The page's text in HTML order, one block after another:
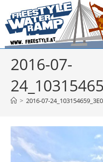
Inhalt
springen
2016-07-
> 2016-07-